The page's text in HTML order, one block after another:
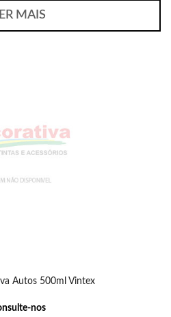
MAIS
Autos 500ml Vintex
nos